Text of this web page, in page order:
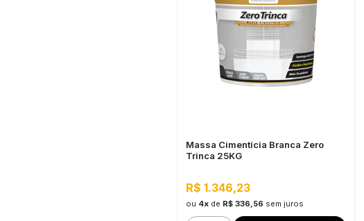
Massa Cimentícia Branca Zero
Trinca 25KG
R$ 1.346,23
ou 4x de R$ 336,56 sem juros